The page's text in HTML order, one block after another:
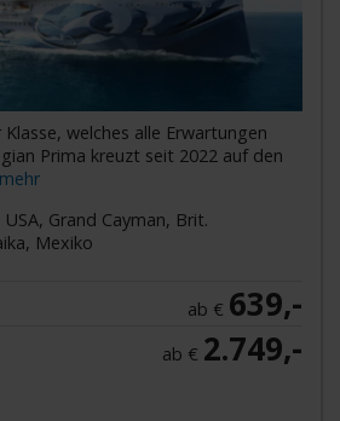
welches alle Erwartungen
Prima kreuzt seit 2022 auf den
Grand Cayman, Brit.
Mexiko
ab € 639,-
ab € 2.749,-